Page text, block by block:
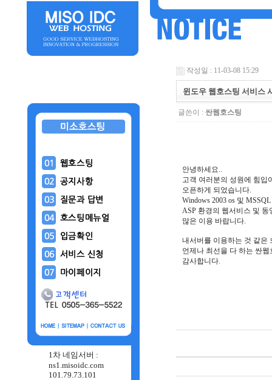
1차 네임서버 :
ns1.misoidc.com
101.79.73.101
작성일 : 11-03-08 15:29
윈도우 웹호스팅 서비스
글쓴이 : 싼웹호스팅
안녕하세요..
고객 여러분의 성원에 힘입
오픈하게 되었습니다.
Windows 2003 os 및
ASP 환경의 웹서비스 및
많은 이용 바랍니다.
내서버를 이용하는 것 같은
언제나 최선을 다 하는 싼
감사합니다.